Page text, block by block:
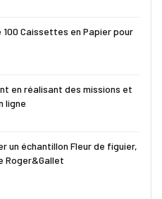
Caissettes en Papier pour
en réalisant des missions et
ligne
un échantillon Fleur de figuier,
Roger&Gallet